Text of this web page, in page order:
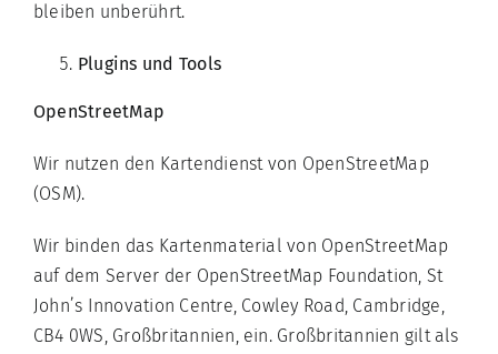
bleiben unberührt.
Plugins und Tools
OpenStreetMap
Wir nutzen den Kartendienst von OpenStreetMap
(OSM).
Wir binden das Kartenmaterial von OpenStreetMap
auf dem Server der OpenStreetMap Foundation, St
John’s Innovation Centre, Cowley Road, Cambridge,
CB4 0WS, Großbritannien, ein. Großbritannien gilt als